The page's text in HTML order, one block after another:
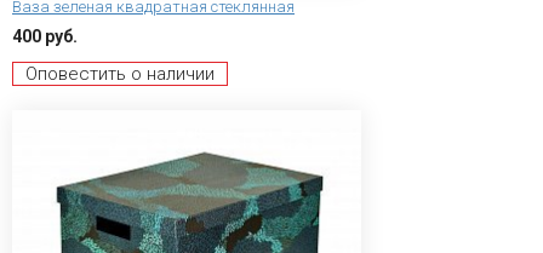
Ваза зеленая квадратная стеклянная
400 руб.
Оповестить о наличии